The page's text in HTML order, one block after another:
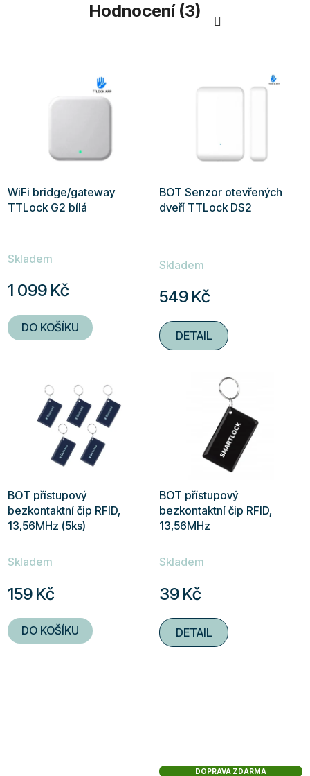
Hodnocení (3)
WiFi bridge/gateway
TTLock G2 bílá
hodnocení
je
4,9
z
Skladem
1 099 Kč
DO KOŠÍKU
BOT Senzor otevřených
dveří TTLock DS2
Skladem
549 Kč
DETAIL
BOT přístupový
bezkontaktní čip RFID,
13,56MHz (5ks)
hodnocení
produktu
je
5,0
z
Skladem
159 Kč
DO KOŠÍKU
BOT přístupový
bezkontaktní čip RFID,
13,56MHz
hodnocení
produktu
je
5,0
z
Skladem
39 Kč
DETAIL
DOPRAVA ZDARMA